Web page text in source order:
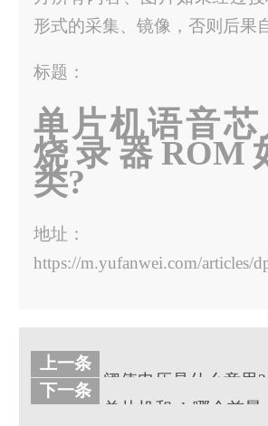
形式的采集、镜像，否则后果
标题：
单片机语音
烧录器ROM
类?
地址：
https://m.yufanwei.com/articles/
上一条
阈值电压是什么意思?
下一条